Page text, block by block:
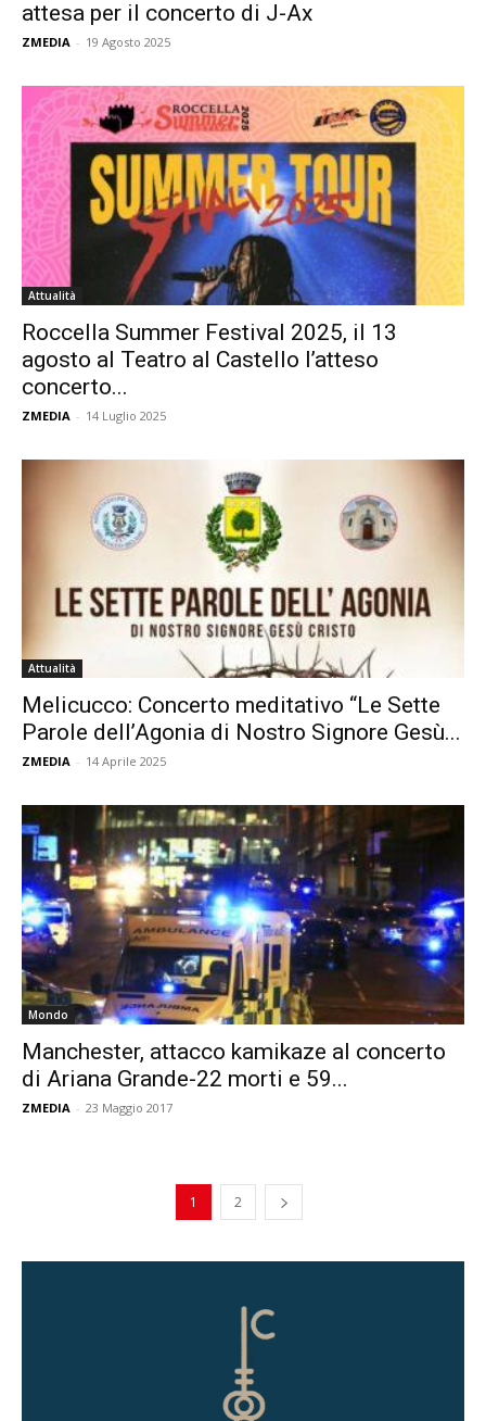
attesa per il concerto di J-Ax
ZMEDIA - 19 Agosto 2025
Attualità
Roccella Summer Festival 2025, il 13
agosto al Teatro al Castello l’atteso
concerto...
ZMEDIA - 14 Luglio 2025
Attualità
Melicucco: Concerto meditativo “Le Sette
Parole dell’Agonia di Nostro Signore Gesù...
ZMEDIA - 14 Aprile 2025
Mondo
Manchester, attacco kamikaze al concerto
di Ariana Grande-22 morti e 59...
ZMEDIA - 23 Maggio 2017
1 2